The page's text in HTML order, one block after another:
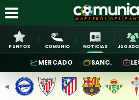
PUNTOS COMUNIO NOTICIAS
MERCADO SANC.
◀︎